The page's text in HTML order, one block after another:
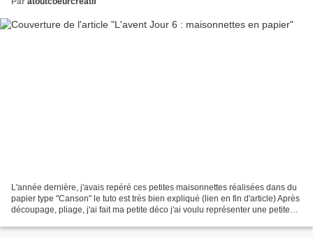
L'année dernière, j'avais repéré ces petites maisonnettes réalisées dans du
papier type "Canson" le tuto est très bien expliqué (lien en fin d'article) Après
découpage, pliage, j'ai fait ma petite déco j'ai voulu représenter une petite